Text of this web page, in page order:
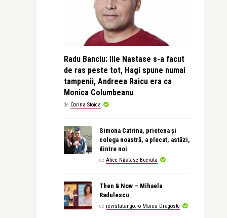
Radu Banciu: Ilie Nastase s-a facut
de ras peste tot, Hagi spune numai
tampenii, Andreea Raicu era ca
Monica Columbeanu
de Corina Stoica
Simona Catrina, prietena și
colega noastră, a plecat, astăzi,
dintre noi
de Alice Năstase Buciuta
Then & Now – Mihaela
Radulescu
de revistatango.ro Marea Dragoste